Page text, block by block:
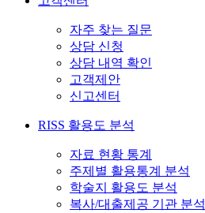
자주 찾는 질문
상담 신청
상담 내역 확인
고객제안
신고센터
RISS 활용도 분석
자료 현황 통계
주제별 활용통계 분석
학술지 활용도 분석
복사/대출제공 기관 분석